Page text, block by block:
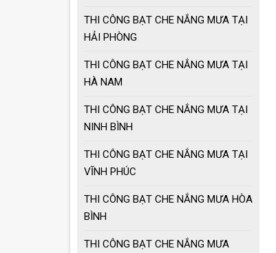
Lưu ý khi sử dụng ô
Ô dù che nắng mưa
giá tốt
THI CÔNG BẠT CHE NẮNG MƯA TẠI
HẢI PHÒNG
THI CÔNG BẠT CHE NẮNG MƯA TẠI
HÀ NAM
THI CÔNG BẠT CHE NẮNG MƯA TẠI
NINH BÌNH
THI CÔNG BẠT CHE NẮNG MƯA TẠI
VĨNH PHÚC
THI CÔNG BẠT CHE NẮNG MƯA HÒA
BÌNH
THI CÔNG BẠT CHE NẮNG MƯA